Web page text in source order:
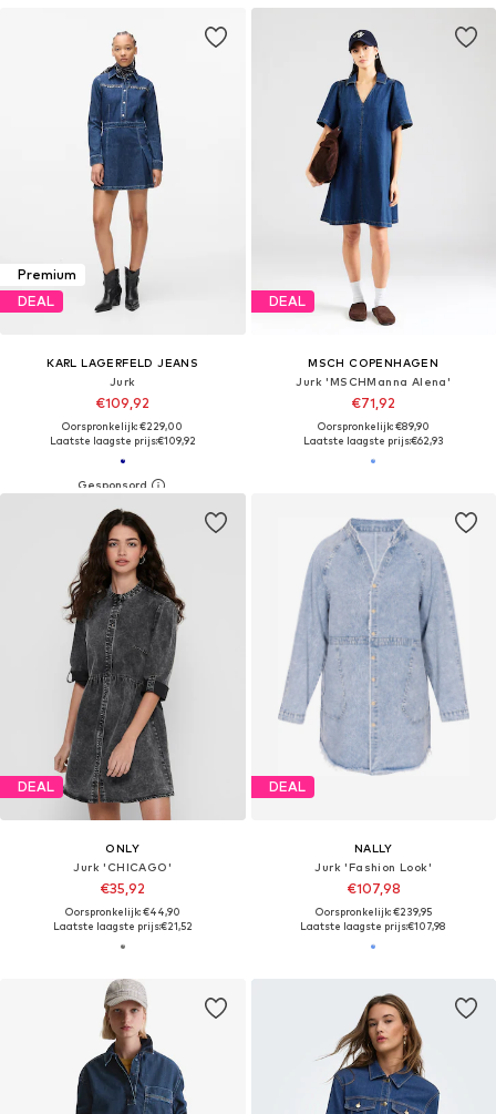
Premium
DEAL
KARL LAGERFELD JEANS
Jurk
€109,92
Oorspronkelijk: €229,00
Laatste laagste prijs:€109,92
DEAL
MSCH COPENHAGEN
Jurk 'MSCHManna Alena'
€71,92
Oorspronkelijk: €89,90
Laatste laagste prijs:€62,93
DEAL
ONLY
Jurk 'CHICAGO'
€35,92
Oorspronkelijk: €44,90
Laatste laagste prijs:€21,52
DEAL
NALLY
Jurk 'Fashion Look'
€107,98
Oorspronkelijk: €239,95
Laatste laagste prijs:€107,98